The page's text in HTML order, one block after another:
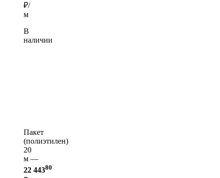
₽/
м
В
наличии
Пакет
(полиэтилен)
20
м —
22 44380